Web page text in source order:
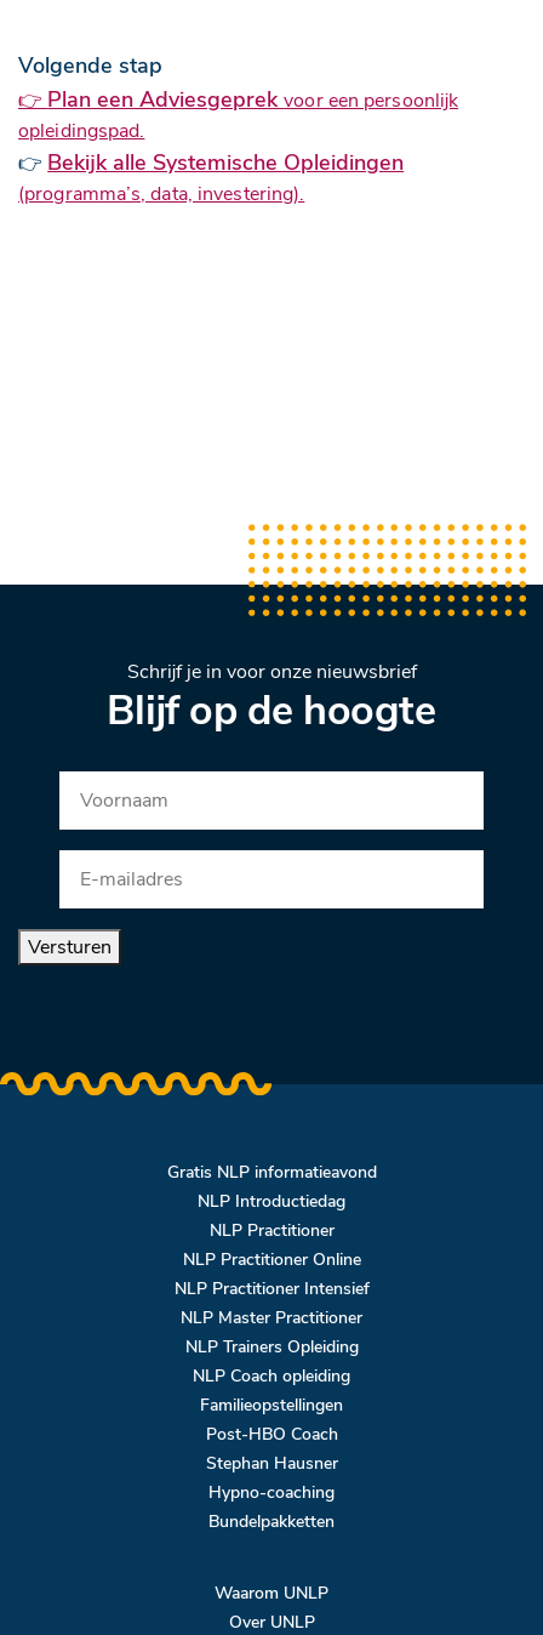
Volgende stap
👉 Plan een Adviesgeprekvoor een persoonlijk
opleidingspad.
👉 Bekijk alle Systemische Opleidingen
(programma’s, data, investering).
Schrijf je in voor onze nieuwsbrief
Blijf op de hoogte
Versturen
Gratis NLP informatieavond
NLP Introductiedag
NLP Practitioner
NLP Practitioner Online
NLP Practitioner Intensief
NLP Master Practitioner
NLP Trainers Opleiding
NLP Coach opleiding
Familieopstellingen
Post-HBO Coach
Stephan Hausner
Hypno-coaching
Bundelpakketten
Waarom UNLP
Over UNLP